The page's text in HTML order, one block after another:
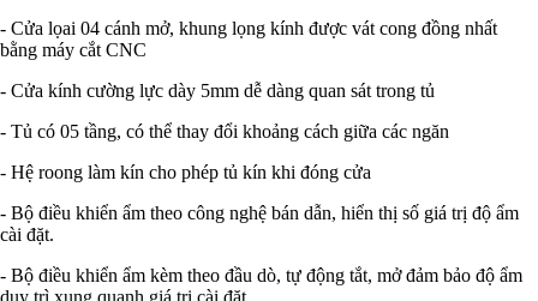
- Cửa lọai 04 cánh mở, khung lọng kính được vát cong đồng nhất
bằng máy cắt CNC
- Cửa kính cường lực dày 5mm dễ dàng quan sát trong tủ
- Tủ có 05 tầng, có thể thay đổi khoảng cách giữa các ngăn
- Hệ roong làm kín cho phép tủ kín khi đóng cửa
- Bộ điều khiển ẩm theo công nghệ bán dẫn, hiển thị số giá trị độ ẩm
cài đặt.
- Bộ điều khiển ẩm kèm theo đầu dò, tự động tắt, mở đảm bảo độ ẩm
duy trì xung quanh giá trị cài đặt.